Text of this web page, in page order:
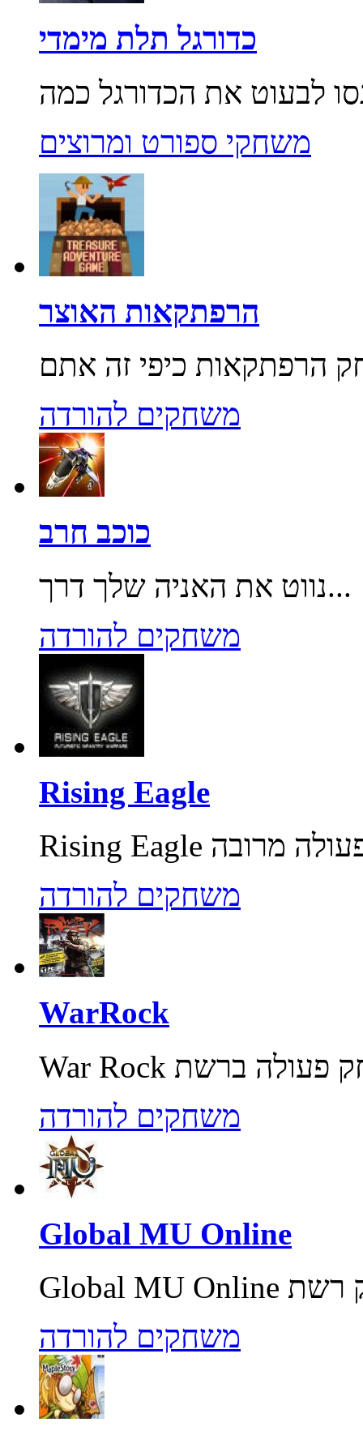
כדורגל תלת מימדי
משחקי ספורט ומרוצים
הרפתקאות האוצר
משחקים להורדה
כוכב חרב
נווט את האניה שלך דרך...
משחקים להורדה
Rising Eagle
משחקים להורדה
WarRock
משחקים להורדה
Global MU Online
משחקים להורדה